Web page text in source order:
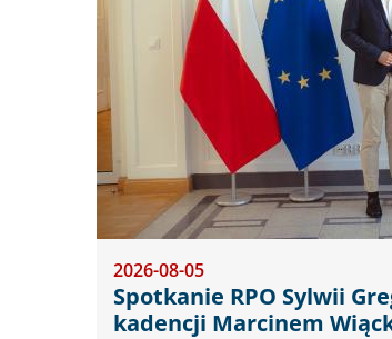
2026-08-05
Spotkanie RPO Sylwii
kadencji Marcinem